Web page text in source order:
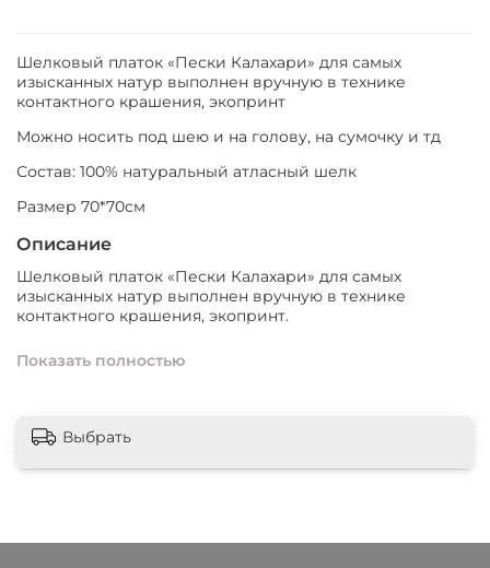
Шелковый платок «Пески Калахари» для самых
изысканных натур выполнен вручную в технике
контактного крашения, экопринт
Можно носить под шею и на голову, на сумочку и тд
Состав: 100% натуральный атласный шелк
Размер 70*70см
Описание
Шелковый платок «Пески Калахари» для самых
изысканных натур выполнен вручную в технике
контактного крашения, экопринт.
Этот изысканный платок, напоминают оранжевый
рельеф пустыни, напоминающий оранжевый рельеф
Очень стильный платок подойдет и молодым девушкам
и женщинам постарше. Украсит костюм или платье (
Показать полностью
Выбрать